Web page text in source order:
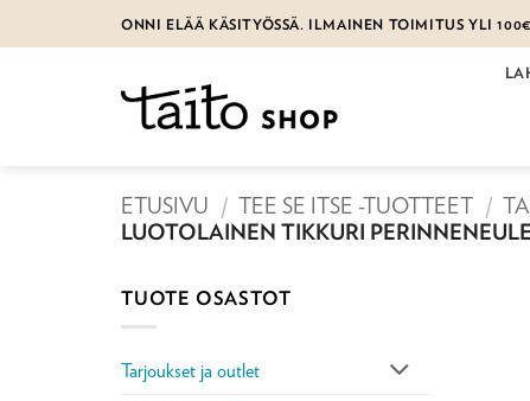
to
ONNI ELÄÄ KÄSITYÖSSÄ. ILMAINEN TOIMITUS YLI
ETUSIVU / TEE SE ITSE -TUOTTEET /
LUOTOLAINEN TIKKURI
TUOTE OSASTOT
Tarjoukset ja outlet